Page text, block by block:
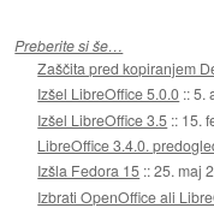
Preberite si še…
Zaščita pred kopiranjem
Izšel LibreOffice 5.0.0 ::5.
Izšel LibreOffice 3.5 :: 15.
LibreOffice 3.4.0.
Izšla Fedora 15 ::25. maj
Izbrati OpenOffice ali